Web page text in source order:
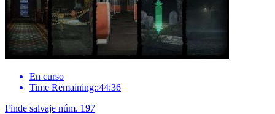
En curso
Time Remaining::44:36
Finde salvaje núm. 197